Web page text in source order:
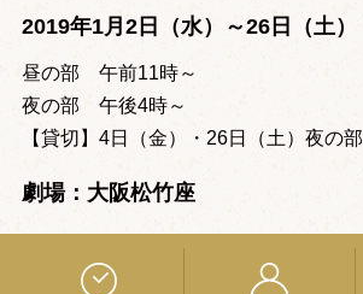
2019年1月2日（水）～26日（土）
昼の部 午前11時～
夜の部 午後4時～
【貸切】4日（金）・26日（土）夜の部
劇場：大阪松竹座